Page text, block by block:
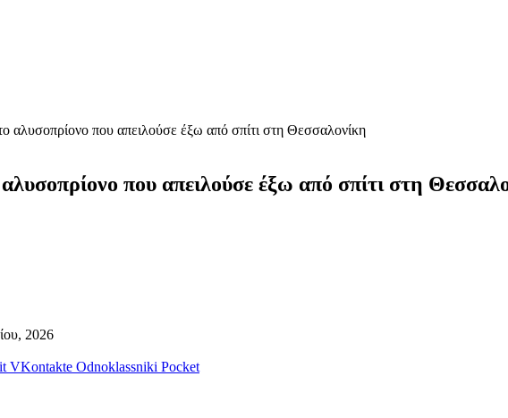
αλυσοπρίονο που απειλούσε έξω από σπίτι στη Θεσσαλονίκη
που απειλούσε έξω από σπίτι στη
2026
VKontakte Odnoklassniki Pocket